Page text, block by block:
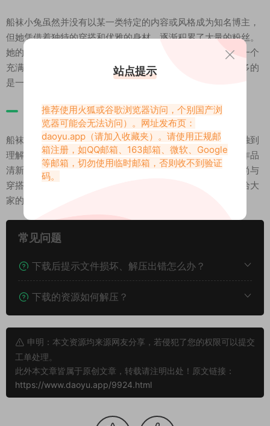
船袜小兔虽然并没有以某一类特定的内容或风格成为知名博主，
但她凭借着独特的穿搭和优雅的身材，逐渐积累了大量的粉丝。
她的影响力不仅仅体现在时尚领域，更是在微密圈中打造了一个
充满个性和创造力的空间。她展示的不仅仅是服饰搭配，更多的
是一种通过穿搭与自信结合所展现出来的生活哲学。
总结
船袜小兔在微密圈的成功并非偶然。她凭借着自己对时尚的独到
理解和自信的身材，成为了许多网友眼中的时尚达人。她的作品
清新自然，始终贯穿着一种优雅与自信的氛围。对于关注时尚与
穿搭的粉丝来说，船袜小兔无疑是一个不可错过的榜样，带给大
家的不仅仅是穿搭灵感，更是一种美丽生活的态度。
常见问题
下载后提示文件损坏、解压出错怎么办？
下载的资源如何解压？
申明：本文资源均来源网友分享，若侵犯了您的权限可以提交
工单处理。
此外本文章皆属于原创文章，转载请注明出处！原文链接：
https://www.daoyu.app/9924.html
站点提示
推荐使用火狐或谷歌浏览器访问，个别国产浏
览器可能会无法访问）。网址发布页：
daoyu.app （请加入收藏夹）。请使用正规邮
箱注册，如QQ邮箱、163邮箱、微软、Google
等邮箱，切勿使用临时邮箱，否则收不到验证
码。